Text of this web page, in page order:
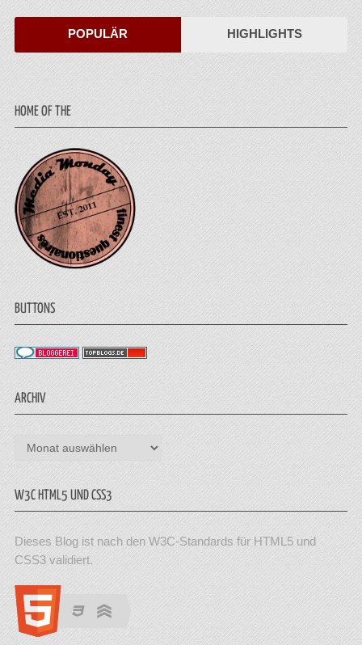
POPULÄR HIGHLIGHTS
HOME OF THE
BUTTONS
ARCHIV
Archiv
W3C HTML5 UND CSS3
Dieses Blog ist nach den W3C-Standards für HTML5 und
CSS3 validiert.